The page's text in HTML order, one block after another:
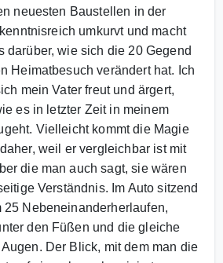
neuesten Baustellen in der
umkurvt und macht
darüber, wie sich die 20 Gegend
Heimatbesuch verändert hat. Ich
mein Vater freut und ärgert,
es in letzter Zeit in meinem
Vielleicht kommt die Magie
weil er vergleichbar ist mit
die man auch sagt, sie wären
Verständnis. Im Auto sitzend
25 Nebeneinanderherlaufen,
den Füßen und die gleiche
Der Blick, mit dem man die